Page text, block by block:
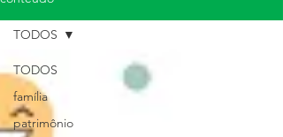
TODOS
família
patrimônio
TODOS